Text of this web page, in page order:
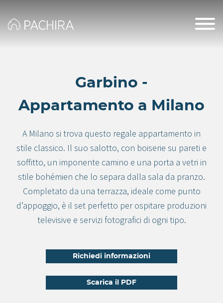
Garbino -
Appartamento a Milano
A Milano si trova questo regale appartamento in
stile classico. Il suo salotto, con boiserie su pareti e
soffitto, un imponente camino e una porta a vetri in
stile bohémien che lo separa dalla sala da pranzo.
Completato da una terrazza, ideale come punto
d’appoggio, è il set perfetto per ospitare produzioni
televisive e servizi fotografici di ogni tipo.
Richiedi informazioni
Scarica il PDF